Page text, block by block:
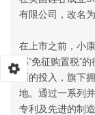
有限公司，改名
在上市之前，小
部“免征购置税”
面的投入，旗下
地。通过一系列
专利及先进的制